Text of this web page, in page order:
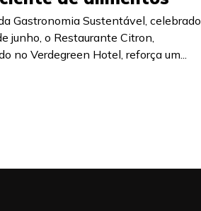
Gastronomia Sustentável, celebrado
junho, o Restaurante Citron,
no Verdegreen Hotel, reforça um...